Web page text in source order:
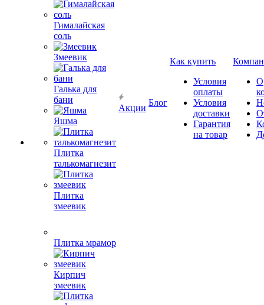
Гималайская
соль
Змеевик
Галька для
бани
Яшма
Плитка
талькомагнезит
Плитка
змеевик
Плитка мрамор
Кирпич
змеевик
Акции
Блог
Как купить
Условия
оплаты
Условия
доставки
Гарантия
на товар
О